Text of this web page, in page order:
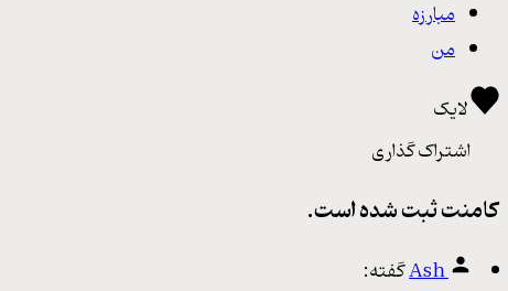
مبارزه
من
لایک
اشتراک گذاری
کامنت ثبت شده است.
Ash
گفته: